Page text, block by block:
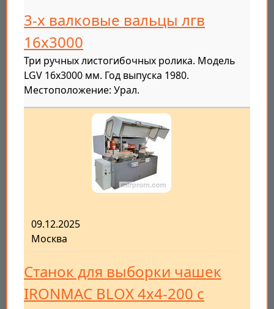
3-х валковые вальцы лгв
16х3000
Три ручных листогибочных ролика. Модель
LGV 16x3000 мм. Год выпуска 1980.
Местоположение: Урал.
09.12.2025
Москва
Станок для выборки чашек
IRONMAC BLOX 4x4-200 с